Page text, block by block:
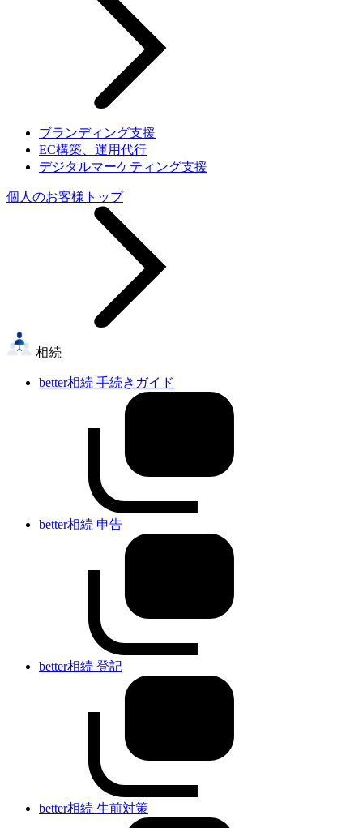
ブランディング支援
EC構築、運用代行
デジタルマーケティング支援
個人のお客様トップ
相続
better相続 手続きガイド
better相続 申告
better相続 登記
better相続 生前対策